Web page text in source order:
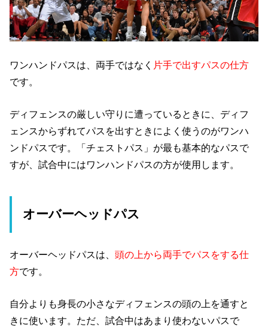
ワンハンドパスは、両手ではなく 片手で出すパスの仕方
です。
ディフェンスの厳しい守りに遭っているときに、ディフ
ェンスからずれてパスを出すときによく使うのがワンハ
ンドパスです。「チェストパス」が最も基本的なパスで
すが、試合中にはワンハンドパスの方が使用します。
オーバーヘッドパス
オーバーヘッドパスは、頭の上から両手でパスをする仕
方です。
自分よりも身長の小さなディフェンスの頭の上を通すと
きに使います。ただ、試合中はあまり使わないパスで